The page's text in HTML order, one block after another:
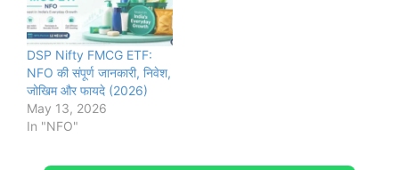
DSP Nifty FMCG ETF:
NFO की संपूर्ण जानकारी, निवेश,
जोखिम और फायदे (2026)
May 13, 2026
In "NFO"